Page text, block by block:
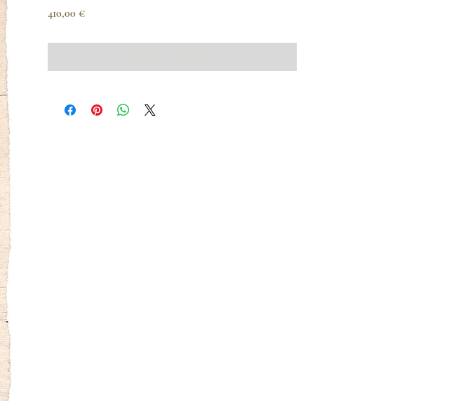
410,00 €Prix